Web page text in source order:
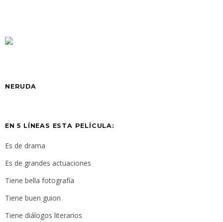
NERUDA
EN 5 LÍNEAS ESTA PELÍCULA:
Es de drama
Es de grandes actuaciones
Tiene bella fotografía
Tiene buen guion
Tiene diálogos literarios